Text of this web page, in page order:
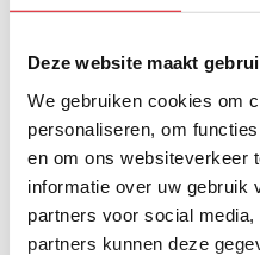
Deze website maakt
We gebruiken cookies om
personaliseren, om
en om ons websiteverkeer
informatie over uw gebruik
partners voor social
partners kunnen deze
en combinaison
urbain ?
Un radiateur
40°C ?